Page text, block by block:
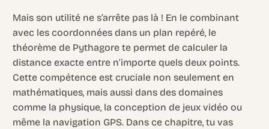
Mais son utilité ne s’arrête pas là ! En le combinant
avec les coordonnées dans un plan repéré, le
théorème de Pythagore te permet de calculer la
distance exacte entre n’importe quels deux points.
Cette compétence est cruciale non seulement en
mathématiques, mais aussi dans des domaines
comme la physique, la conception de jeux vidéo ou
même la navigation GPS. Dans ce chapitre, tu vas